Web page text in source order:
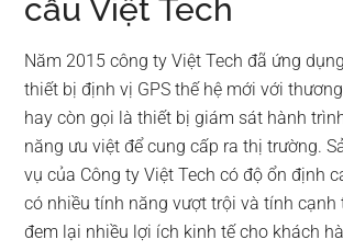
cầu Việt Tech
Năm 2015 công ty Việt Tech đã ứng
thiết bị định vị GPS thế hệ mới với
hay còn gọi là thiết bị giám sát hành
năng ưu việt để cung cấp ra thị trường.
vụ của Công ty Việt Tech có độ ổn định
có nhiều tính năng vượt trội và tính cạnh
đem lại nhiều lợi ích kinh tế cho khách